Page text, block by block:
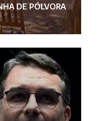
DE PÓLVORA